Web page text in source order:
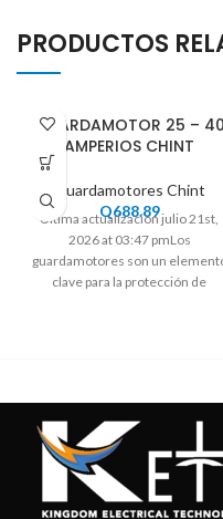
PRODUCTOS
GUARDAMOTOR 25 – 40
AMPERIOS CHINT
Guardamotores Chint
Q688.89
Ultima actualización julio 21st,
2026 at 03:47 pmLos
guardamotores son un
clave para la protección de